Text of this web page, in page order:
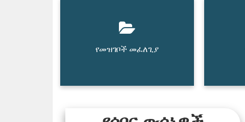
የመዝገቦች መፈለጊያ